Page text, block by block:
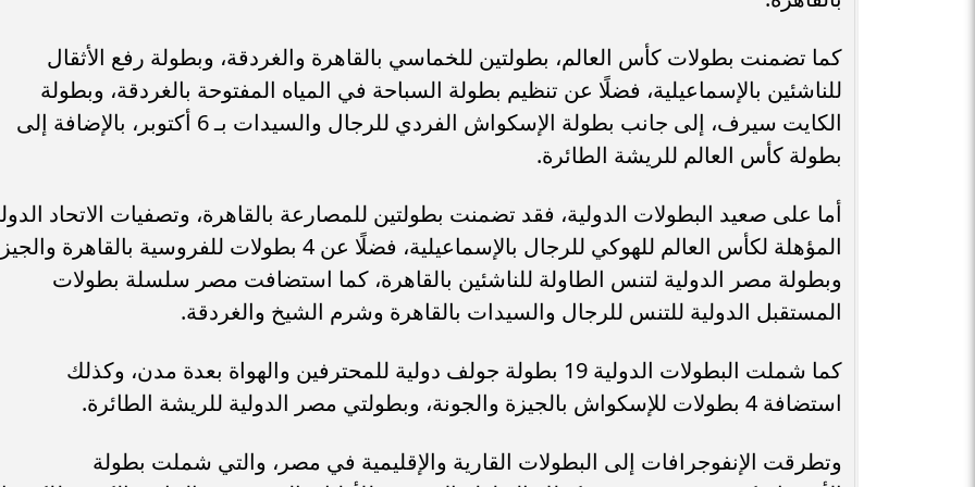
كما تضمنت بطولات كأس العالم، بطولتين للخماسي بالقاهرة والغردقة، وبطولة رفع الأثقال
للناشئين بالإسماعيلية، فضلًا عن تنظيم بطولة السباحة في المياه المفتوحة بالغردقة، وبطولة
الكايت سيرف، إلى جانب بطولة الإسكواش الفردي للرجال والسيدات بـ 6 أكتوبر، بالإضافة إلى
بطولة كأس العالم للريشة الطائرة.
أما على صعيد البطولات الدولية، فقد تضمنت بطولتين للمصارعة بالقاهرة، وتصفيات الاتحاد
المؤهلة لكأس العالم للهوكي للرجال بالإسماعيلية، فضلًا عن 4 بطولات للفروسية بالقاهرة
وبطولة مصر الدولية لتنس الطاولة للناشئين بالقاهرة، كما استضافت مصر سلسلة بطولات
المستقبل الدولية للتنس للرجال والسيدات بالقاهرة وشرم الشيخ والغردقة.
كما شملت البطولات الدولية 19 بطولة جولف دولية للمحترفين والهواة بعدة مدن، وكذلك
استضافة 4 بطولات للإسكواش بالجيزة والجونة، وبطولتي مصر الدولية للريشة الطائرة.
وتطرقت الإنفوجرافات إلى البطولات القارية والإقليمية في مصر، والتي شملت بطولة